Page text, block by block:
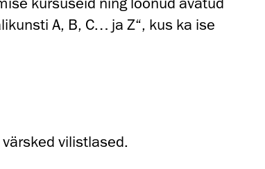
A, B, C… ja Z“, kus ka ise
vilistlased.